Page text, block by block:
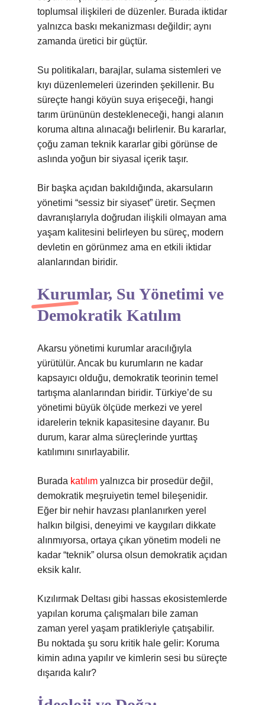
toplumsal ilişkileri de düzenler. Burada iktidar
yalnızca baskı mekanizması değildir; aynı
zamanda üretici bir güçtür.
Su politikaları, barajlar, sulama sistemleri ve
kıyı düzenlemeleri üzerinden şekillenir. Bu
süreçte hangi köyün suya erişeceği, hangi
tarım ürününün destekleneceği, hangi alanın
koruma altına alınacağı belirlenir. Bu kararlar,
çoğu zaman teknik kararlar gibi görünse de
aslında yoğun bir siyasal içerik taşır.
Bir başka açıdan bakıldığında, akarsuların
yönetimi “sessiz bir siyaset” üretir. Seçmen
davranışlarıyla doğrudan ilişkili olmayan ama
yaşam kalitesini belirleyen bu süreç, modern
devletin en görünmez ama en etkili iktidar
alanlarından biridir.
Kurumlar, Su Yönetimi ve
Demokratik Katılım
Akarsu yönetimi kurumlar aracılığıyla
yürütülür. Ancak bu kurumların ne kadar
kapsayıcı olduğu, demokratik teorinin temel
tartışma alanlarından biridir. Türkiye’de su
yönetimi büyük ölçüde merkezi ve yerel
idarelerin teknik kapasitesine dayanır. Bu
durum, karar alma süreçlerinde yurttaş
katılımını sınırlayabilir.
Burada katılım yalnızca bir prosedür değil,
demokratik meşruiyetin temel bileşenidir.
Eğer bir nehir havzası planlanırken yerel
halkın bilgisi, deneyimi ve kaygıları dikkate
alınmıyorsa, ortaya çıkan yönetim modeli ne
kadar “teknik” olursa olsun demokratik açıdan
eksik kalır.
Kızılırmak Deltası gibi hassas ekosistemlerde
yapılan koruma çalışmaları bile zaman
zaman yerel yaşam pratikleriyle çatışabilir.
Bu noktada şu soru kritik hale gelir: Koruma
kimin adına yapılır ve kimlerin sesi bu süreçte
dışarıda kalır?